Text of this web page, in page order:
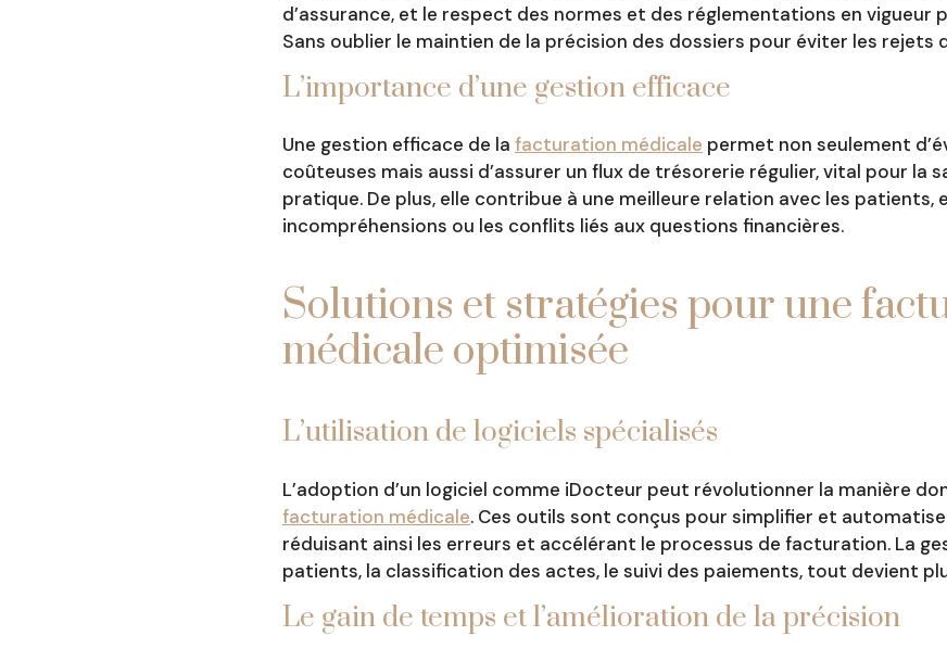
d’assurance, et le respect des normes et des réglementations en vigueur
Sans oublier le maintien de la précision des dossiers pour éviter les rejets
L’importance d’une gestion efficace
Une gestion efficace de la facturation médicale permet non seulement
coûteuses mais aussi d’assurer un flux de trésorerie régulier, vital pour la
pratique. De plus, elle contribue à une meilleure relation avec les patients,
incompréhensions ou les conflits liés aux questions financières.
Solutions et stratégies pour une
médicale optimisée
L’utilisation de logiciels spécialisés
L’adoption d’un logiciel comme iDocteur peut révolutionner la manière
facturation médicale. Ces outils sont conçus pour simplifier et
réduisant ainsi les erreurs et accélérant le processus de facturation. La
patients, la classification des actes, le suivi des paiements, tout devient
Le gain de temps et l’amélioration de la précision